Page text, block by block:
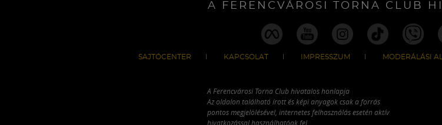
A FERENCVÁROSI TORNA CLUB
SAJTÓCENTER KAPCSOLAT IMPRESSZUM MODERÁLÁSI
A Ferencvárosi Torna Club hivatalos honlapja
Az oldalon található írott és képi anyagok csak a forrás
pontos megjelölésével, internetes felhasználás esetén aktív
hivatkozással használhatóak fel.